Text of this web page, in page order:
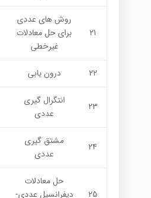
21
روش هاي عددي
براي حل معادلات
غيرخطي
22 درون يابي
23
انتگرال گيري
عددي
24
مشتق گيري
عددي
25
حل معادلات
ديفرانسيل عددي-